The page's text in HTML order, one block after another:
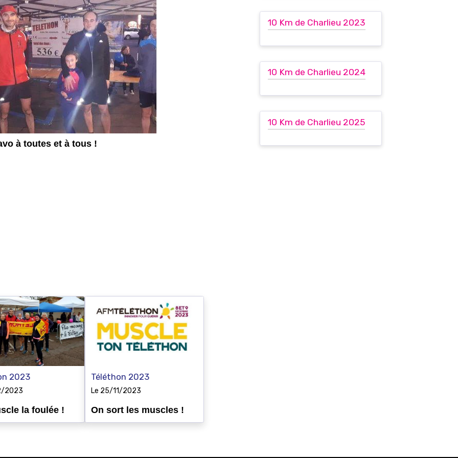
à toutes et à tous !
2023
2023
la foulée !
Téléthon 2023
Le 25/11/2023
On sort les muscles !
10 Km de Charlieu 2023
10 Km de Charlieu 2024
10 Km de Charlieu 2025